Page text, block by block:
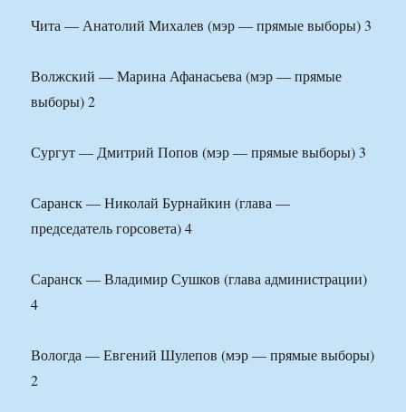
Чита — Анатолий Михалев (мэр — прямые выборы) 3
Волжский — Марина Афанасьева (мэр — прямые
выборы) 2
Сургут — Дмитрий Попов (мэр — прямые выборы) 3
Саранск — Николай Бурнайкин (глава —
председатель горсовета) 4
Саранск — Владимир Сушков (глава администрации)
4
Вологда — Евгений Шулепов (мэр — прямые выборы)
2